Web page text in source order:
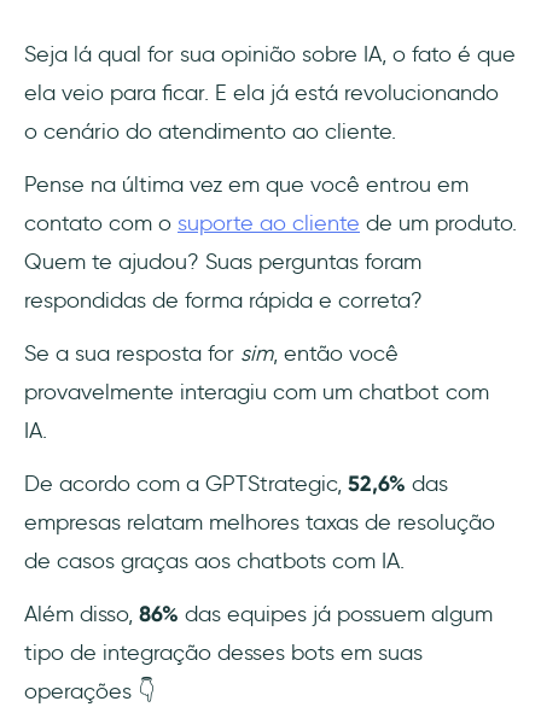
6- Kore.AI
9- SOCi
11- Botmaker
13- Podium
14- Appy Pie
15- Verloop.io
16- Ada
Seja lá qual for sua opinião sobre IA, o fato é que
ela veio para ficar. E ela já está revolucionando
o cenário do atendimento ao cliente.
Pense na última vez em que você entrou em
contato com o suporte ao cliente de um produto.
Quem te ajudou? Suas perguntas foram
respondidas de forma rápida e correta?
Se a sua resposta for sim, então você
provavelmente interagiu com um chatbot com
IA.
De acordo com a GPTStrategic, 52,6% das
empresas relatam melhores taxas de resolução
de casos graças aos chatbots com IA.
Além disso, 86% das equipes já possuem algum
tipo de integração desses bots em suas
operações 👇